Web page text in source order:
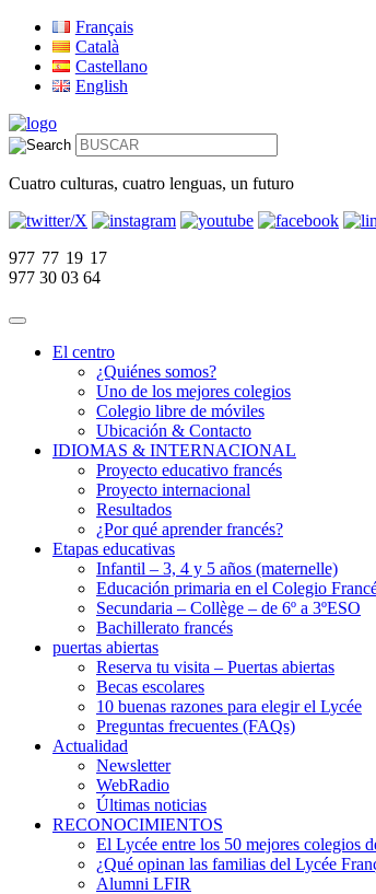
Français
Català
Castellano
English
Cuatro culturas, cuatro lenguas, un futuro
977 77 19 17
977 30 03 64
El centro
¿Quiénes somos?
Uno de los mejores colegios
Colegio libre de móviles
Ubicación & Contacto
IDIOMAS & INTERNACIONAL
Proyecto educativo francés
Proyecto internacional
Resultados
¿Por qué aprender francés?
Etapas educativas
Infantil – 3, 4 y 5 años (maternelle)
Educación primaria en el Colegio
Secundaria – Collège – de 6º a 3ºESO
Bachillerato francés
puertas abiertas
Reserva tu visita – Puertas abiertas
Becas escolares
10 buenas razones para elegir el Lycée
Preguntas frecuentes (FAQs)
Actualidad
Newsletter
WebRadio
Últimas noticias
RECONOCIMIENTOS
El Lycée entre los 50 mejores colegios
¿Qué opinan las familias del Lycée
Alumni LFIR